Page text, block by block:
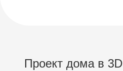
Проект дома в 3D